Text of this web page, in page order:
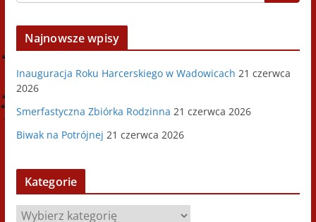
Najnowsze wpisy
Inauguracja Roku Harcerskiego w Wadowicach 21 czerwca
2026
Smerfastyczna Zbiórka Rodzinna 21 czerwca 2026
Biwak na Potrójnej 21 czerwca 2026
Kategorie
K